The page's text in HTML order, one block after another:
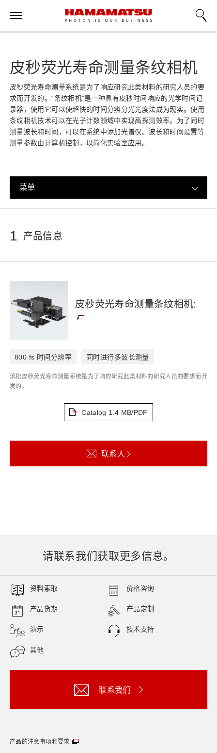
皮秒荧光寿命测量条纹相机
皮秒荧光寿命测量系统是为了响应研究此类材料的研究人员的要
求而开发的。“条纹相机”是一种具有皮秒时间响应的光学时间记
录器，使用它可以使超快的时间分辨分光光度法成为现实。使用
条纹相机技术可以在光子计数领域中实现高探测效率。为了同时
测量波长和时间，可以在系统中添加光谱仪。波长和时间设置等
测量参数由计算机控制，以简化实验室应用。
菜单
1 产品信息
皮秒荧光寿命测量条纹相机:
800 fs 时间分辨率 同时进行多波长测量
滨松皮秒荧光寿命测量系统是为了响应研究此类材料的研究人员的要求而开
发的。
Catalog 1.4 MB/PDF
联系人
请联系我们获取更多信息。
资料索取 价格咨询
产品货期 产品定制
演示 技术支持
其他
联系我们
产品的注意事项和要求